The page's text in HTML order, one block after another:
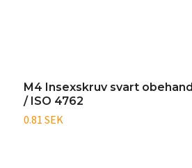
M4 Insexskruv svart
/ ISO 4762
0.81 SEK